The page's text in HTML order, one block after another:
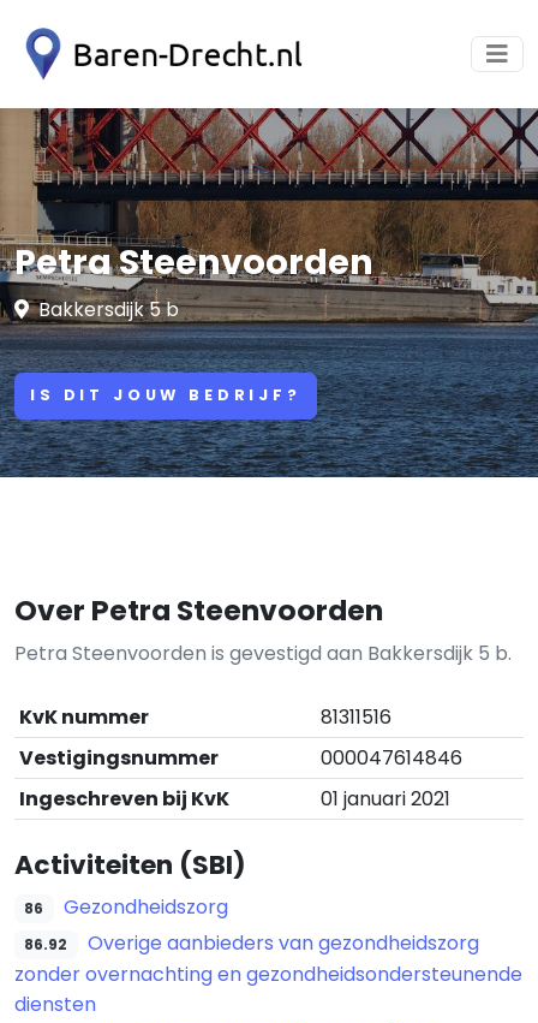
Petra Steenvoorden
Bakkersdijk 5 b
IS DIT JOUW BEDRIJF?
Over Petra Steenvoorden
Petra Steenvoorden is gevestigd aan Bakkersdijk 5 b.
KvK nummer
81311516
Vestigingsnummer
000047614846
Ingeschreven bij KvK
01 januari 2021
Activiteiten (SBI)
86 Gezondheidszorg
86.92
Overige aanbieders van gezondheidszorg
zonder overnachting en gezondheidsondersteunende
diensten